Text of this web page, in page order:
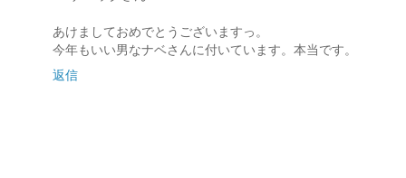
あけましておめでとうございますっ。
今年もいい男なナベさんに付いています。本当です。
返信